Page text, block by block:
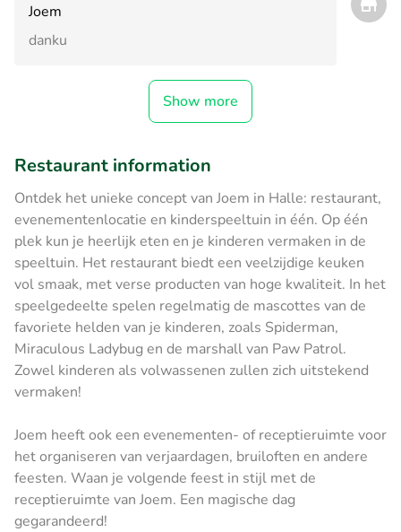
Joem
danku
Show more
Restaurant information
Ontdek het unieke concept van Joem in Halle: restaurant,
evenementenlocatie en kinderspeeltuin in één. Op één
plek kun je heerlijk eten en je kinderen vermaken in de
speeltuin. Het restaurant biedt een veelzijdige keuken
vol smaak, met verse producten van hoge kwaliteit. In het
speelgedeelte spelen regelmatig de mascottes van de
favoriete helden van je kinderen, zoals Spiderman,
Miraculous Ladybug en de marshall van Paw Patrol.
Zowel kinderen als volwassenen zullen zich uitstekend
vermaken!
Joem heeft ook een evenementen- of receptieruimte voor
het organiseren van verjaardagen, bruiloften en andere
feesten. Waan je volgende feest in stijl met de
receptieruimte van Joem. Een magische dag
gegarandeerd!